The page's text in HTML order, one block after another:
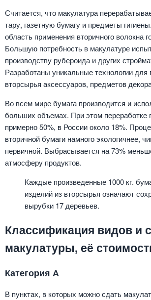
Считается, что макулатура
тару, газетную бумагу и предметы
область применения вторичного волокна
Большую потребность в макулатуре
производству рубероида и других
Разработаны уникальные технологии для
вторсырья аксессуаров, предметов
Во всем мире бумага производится и
больших объемах. При этом переработке
примерно 50%, в России около 18%.
вторичной бумаги намного экологичнее,
первичной. Выбрасывается на 73%
атмосферу продуктов.
Каждые произведенные 1000 кг.
изделий из вторсырья означают
вырубки 17 деревьев.
Классификация видов и
макулатуры, её
Категория А
В пунктах, в которых можно сдать